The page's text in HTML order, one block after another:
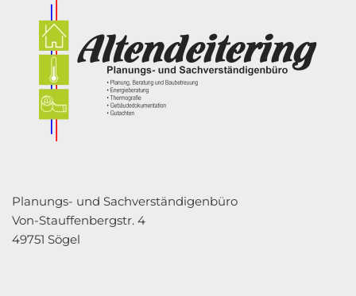
Planungs- und Sachverständigenbüro
Von-Stauffenbergstr. 4
49751 Sögel